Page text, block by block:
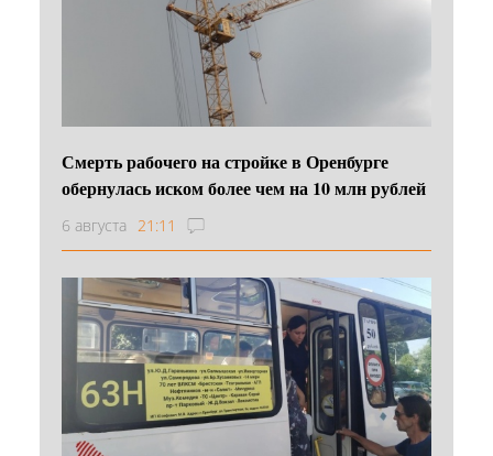
Смерть рабочего на стройке в Оренбурге
обернулась иском более чем на 10 млн рублей
6 августа 21:11